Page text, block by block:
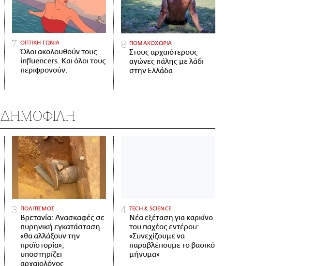
ΟΠΤΙΚΗ ΓΩΝΙΑ
Όλοι ακολουθούν τους
influencers. Και όλοι τους
περιφρονούν.
ΠΟΜΑΚΟΧΩΡΙΑ
Στους αρχαιότερους
αγώνες πάλης με λάδι
στην Ελλάδα
ΔΗΜΟΦΙΛΗ
ΠΟΛΙΤΙΣΜΟΣ
Βρετανία: Ανασκαφές σε
πυρηνική εγκατάσταση
«θα αλλάξουν την
προϊστορία»,
υποστηρίζει
αρχαιολόγος
ΤECH & SCIENCE
Νέα εξέταση για καρκίνο
του παχέος εντέρου:
«Συνεχίζουμε να
παραβλέπουμε το βασικό
μήνυμα»